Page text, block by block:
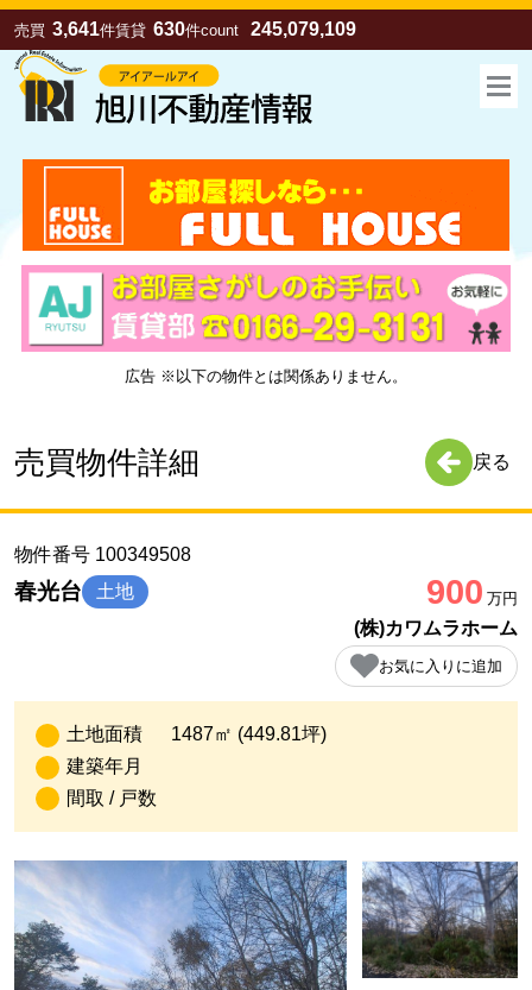
売買 3,641件賃貸 630件count 245,079,109
広告 ※以下の物件とは関係ありません。
売買物件詳細 戻る
物件番号 100349508
春光台 土地 900 万円
(株)カワムラホーム
お気に入りに追加
土地面積
1487㎡ (449.81坪)
建築年月
間取 / 戸数